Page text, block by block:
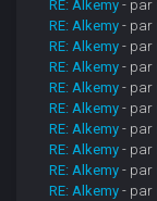
RE: Alkemy - par
RE: Alkemy - par
RE: Alkemy - par
RE: Alkemy - par
RE: Alkemy - par
RE: Alkemy - par
RE: Alkemy - par
RE: Alkemy - par
RE: Alkemy - par
RE: Alkemy - par